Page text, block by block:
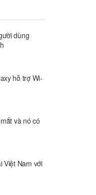
dùng
hỗ trợ Wi-
và nó có
Việt Nam với